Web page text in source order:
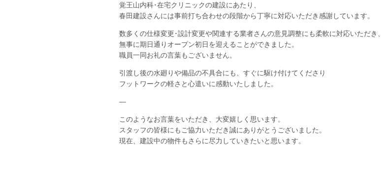
覚王山内科･在宅クリニックの建設にあたり、
春田建設さんには事前打ち合わせの段階から丁寧に対応いただき感謝しています。
数多くの仕様変更･設計変更や関連する業者さんの意見調整にも柔軟に対応いただき、
無事に期日通りオープン初日を迎えることができました。
職員一同お礼の言葉もございません。
引渡し後の水廻りや備品の不具合にも、すぐに駆け付けてくださり
フットワークの軽さと心遣いに感動いたしました。
—
このようなお言葉をいただき、大変嬉しく思います。
スタッフの皆様にもご協力いただき誠にありがとうございました。
現在、建設中の物件もさらに尽力していきたいと思います。